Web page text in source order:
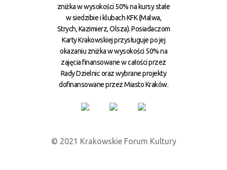
zniżka w wysokości 50% na kursy stałe
w siedzibie i klubach KFK (Malwa,
Strych, Kazimierz, Olsza). Posiadaczom
Karty Krakowskiej przysługuje po jej
okazaniu zniżka w wysokości 50% na
zajęcia finansowane w całości przez
Rady Dzielnic oraz wybrane projekty
dofinansowane przez Miasto Kraków.
© 2021 Krakowskie Forum Kultury